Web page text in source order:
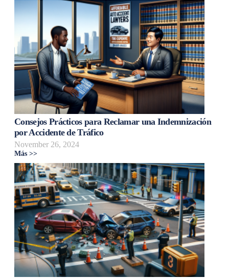
Consejos Prácticos para Reclamar una Indemnización
por Accidente de Tráfico
November 26, 2024
Más >>